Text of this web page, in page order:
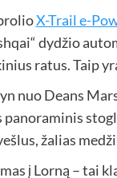
X-Trail e-
dydžio
ratus. Taip
nuo Deans
žalias
į Lorną – tai